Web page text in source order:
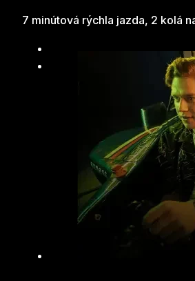
7 minútová rýchla jazda, 2 kolá